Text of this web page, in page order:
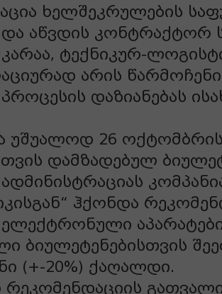
ხელშეკრულების
აწვდის კონტრაქტორ
ტექნიკურ-
არის
დაზიანებას
უშუალოდ 26
დამზადებულ
ჰქონდა
ელექტრონული
ბიულეტენებისთვის
(+-20%) ქაღალდი.